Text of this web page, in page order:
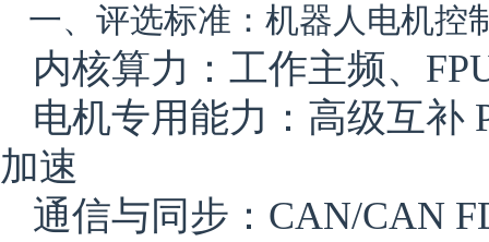
一、评选标准：机器人电机控
内核算力 ：工作主频、
电机专用能力 ：高级互
加速
通信与同步 ：CAN/CAN